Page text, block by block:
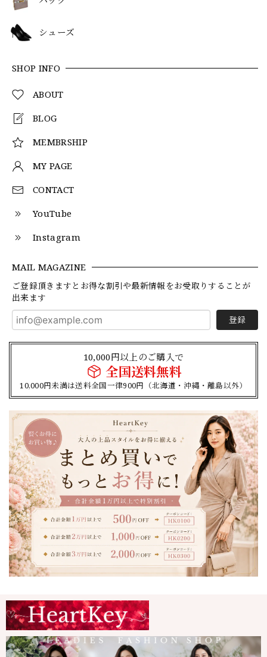
シューズ
SHOP INFO
ABOUT
BLOG
MEMBRSHIP
MY PAGE
CONTACT
YouTube
Instagram
MAIL MAGAZINE
ご登録頂きますとお得な割引や最新情報をお受取りすることが
出来ます
登録
10,000円以上のご購入で
全国送料無料
10,000円未満は送料全国一律900円（北海道・沖縄・離島以外）